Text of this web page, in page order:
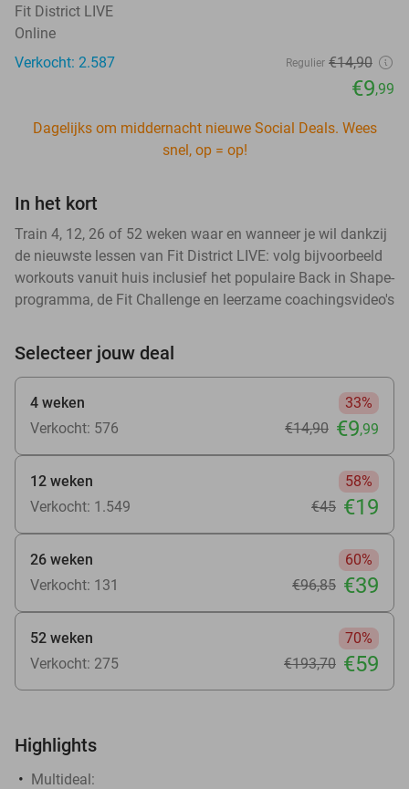
Fit District LIVE
Online
Verkocht: 2.587
Regulier €14,90
€9,99
Dagelijks om middernacht nieuwe Social Deals. Wees
snel, op = op!
In het kort
Train 4, 12, 26 of 52 weken waar en wanneer je wil dankzij
de nieuwste lessen van Fit District LIVE: volg bijvoorbeeld
workouts vanuit huis inclusief het populaire Back in Shape-
programma, de Fit Challenge en leerzame coachingsvideo's
Selecteer jouw deal
4 weken
33%
Verkocht: 576
€14,90 €9,99
12 weken
58%
Verkocht: 1.549
€45 €19
26 weken
60%
Verkocht: 131
€96,85 €39
52 weken
70%
Verkocht: 275
€193,70 €59
Highlights
Multideal: